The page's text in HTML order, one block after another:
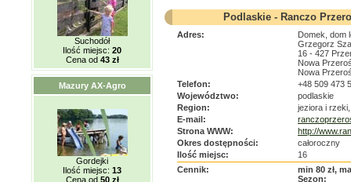
Suchodół
Ilość miejsc: 20
Cena od 43 zł
Mazury AX-Agro
Gordejki
Ilość miejsc: 13
Cena od 50 zł
Podlaskie - Ranczo
Adres:
Domek, dom
Grzegorz
16 - 427
Nowa
Nowa
Telefon:
+48 509 473
Województwo:
podlaskie
Region:
jeziora i
E-mail:
Strona WWW:
http://
Okres dostępności:
całoroczny
Ilość miejsc:
16
Cennik:
min 80 zł,
Sezon: